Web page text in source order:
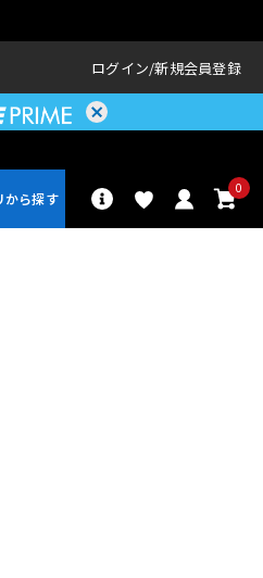
ログイン 新規会員登録
0